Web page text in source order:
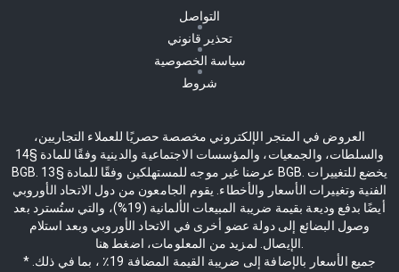
التواصل
تحذير قانوني
سياسة الخصوصية
شروط
العروض في المتجر الإلكتروني مخصصة حصريًا للعملاء التجاريين،
والسلطات، والجمعيات، والمؤسسات الاجتماعية والدينية وفقًا للمادة §14
BGB. عرضنا غير موجه للمستهلكين وفقًا للمادة §13 BGB. يخضع للتغييرات
الفنية وتغييرات الأسعار والأخطاء. يقوم الجامعون من دول الاتحاد الأوروبي
أيضًا بدفع وديعة بقيمة ضريبة المبيعات الألمانية (19%)، والتي ستُسترد بعد
وصول البضائع إلى دولة عضو أخرى في الاتحاد الأوروبي وبعد استلام
* جميع الأسعار بالإضافة إلى ضريبة القيمة المضافة 19٪ ، بما في ذلك.